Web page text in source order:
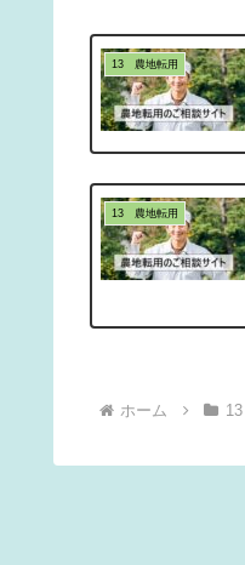
13 農地転用
13 農地転用
ホーム